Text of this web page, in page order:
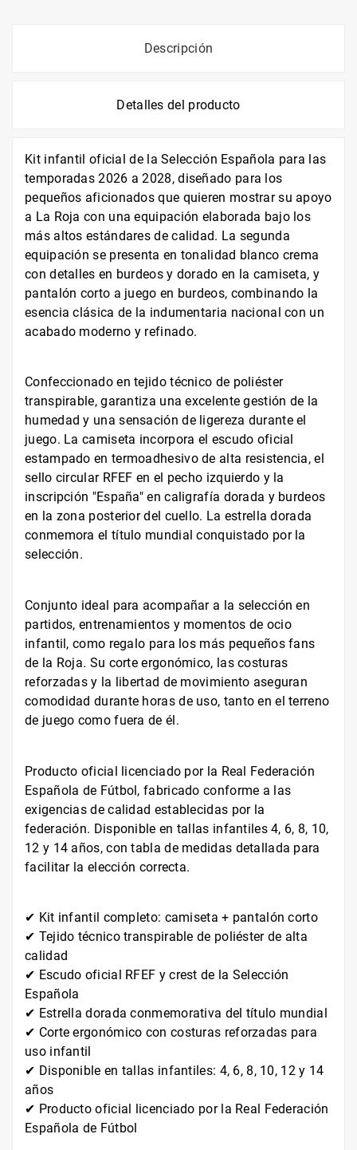
Descripción
Detalles del producto
Kit infantil oficial de la Selección Española para las
temporadas 2026 a 2028, diseñado para los
pequeños aficionados que quieren mostrar su apoyo
a La Roja con una equipación elaborada bajo los
más altos estándares de calidad. La segunda
equipación se presenta en tonalidad blanco crema
con detalles en burdeos y dorado en la camiseta, y
pantalón corto a juego en burdeos, combinando la
esencia clásica de la indumentaria nacional con un
acabado moderno y refinado.
Confeccionado en tejido técnico de poliéster
transpirable, garantiza una excelente gestión de la
humedad y una sensación de ligereza durante el
juego. La camiseta incorpora el escudo oficial
estampado en termoadhesivo de alta resistencia, el
sello circular RFEF en el pecho izquierdo y la
inscripción "España" en caligrafía dorada y burdeos
en la zona posterior del cuello. La estrella dorada
conmemora el título mundial conquistado por la
selección.
Conjunto ideal para acompañar a la selección en
partidos, entrenamientos y momentos de ocio
infantil, como regalo para los más pequeños fans
de la Roja. Su corte ergonómico, las costuras
reforzadas y la libertad de movimiento aseguran
comodidad durante horas de uso, tanto en el terreno
de juego como fuera de él.
Producto oficial licenciado por la Real Federación
Española de Fútbol, fabricado conforme a las
exigencias de calidad establecidas por la
federación. Disponible en tallas infantiles 4, 6, 8, 10,
12 y 14 años, con tabla de medidas detallada para
facilitar la elección correcta.
✔ Kit infantil completo: camiseta + pantalón corto
✔ Tejido técnico transpirable de poliéster de alta
calidad
✔ Escudo oficial RFEF y crest de la Selección
Española
✔ Estrella dorada conmemorativa del título mundial
✔ Corte ergonómico con costuras reforzadas para
uso infantil
✔ Disponible en tallas infantiles: 4, 6, 8, 10, 12 y 14
años
✔ Producto oficial licenciado por la Real Federación
Española de Fútbol